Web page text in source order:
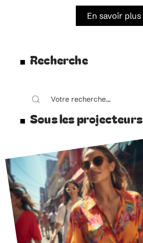
En savoir plus
Recherche
Sous les projecteurs